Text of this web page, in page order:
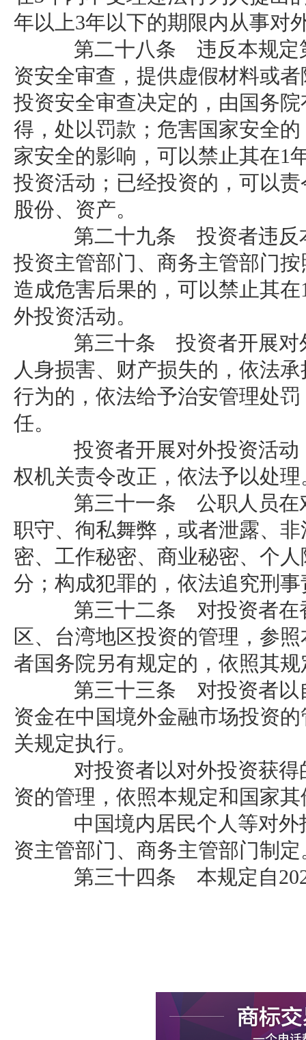
年以上3年以下的期限内从事对
第二十八条 违反本规定第
资安全审查，提供虚假材料或
投资安全审查决定的，由国务
得，处以罚款；危害国家安全
家安全的影响，可以禁止其在1
投资活动；已经投资的，可以
股份、资产。
第二十九条 投资者违反本
投资主管部门、商务主管部门
造成危害后果的，可以禁止其
外投资活动。
第三十条 投资者开展对外
人身损害、财产损失的，依法
行为的，依法给予治安管理处
任。
投资者开展对外投资活动
权机关责令改正，依法予以处理
第三十一条 公职人员在对
职守、徇私舞弊，或者泄露、
密、工作秘密、商业秘密、个
分；构成犯罪的，依法追究刑事
第三十二条 对投资者在香
区、台湾地区投资的管理，参
者国务院另有规定的，依照其规
第三十三条 对投资者以自
资金在中国境外金融市场投资
关规定执行。
对投资者以对外投资获得
资的管理，依照本规定和国家
中国境内居民个人等对外
资主管部门、商务主管部门制定
第三十四条 本规定自